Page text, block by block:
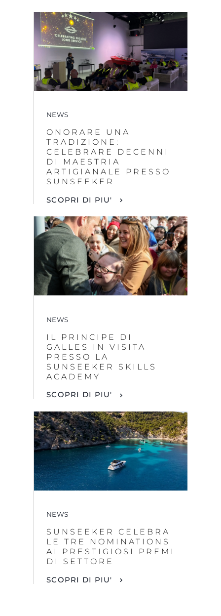
NEWS
ONORARE UNA
TRADIZIONE:
CELEBRARE DECENNI
DI MAESTRIA
ARTIGIANALE PRESSO
SUNSEEKER
SCOPRI DI PIU'
NEWS
IL PRINCIPE DI
GALLES IN VISITA
PRESSO LA
SUNSEEKER SKILLS
ACADEMY
SCOPRI DI PIU'
NEWS
SUNSEEKER CELEBRA
LE TRE NOMINATIONS
AI PRESTIGIOSI PREMI
DI SETTORE
SCOPRI DI PIU'